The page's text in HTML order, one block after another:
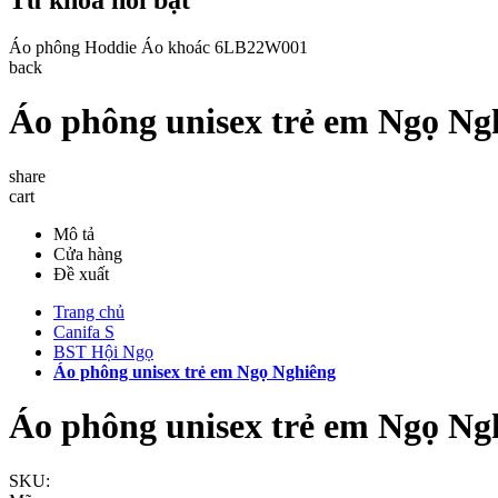
Áo phông Hoddie Áo khoác 6LB22W001
back
Áo phông unisex trẻ em Ngọ
share
cart
Mô tả
Cửa hàng
Đề xuất
Trang chủ
Canifa S
BST Hội Ngọ
Áo phông unisex trẻ em Ngọ Nghiêng
Áo phông unisex trẻ em Ngọ
SKU: